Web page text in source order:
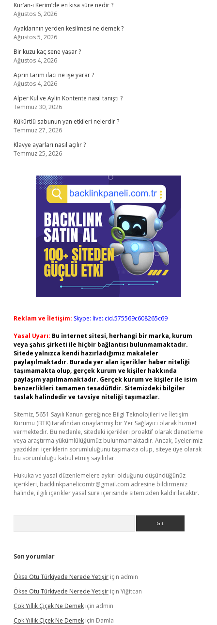
Kur’an-ı Kerim’de en kısa süre nedir ?
Ağustos 6, 2026
Ayaklarının yerden kesilmesi ne demek ?
Ağustos 5, 2026
Bir kuzu kaç sene yaşar ?
Ağustos 4, 2026
Aprin tarım ilacı ne işe yarar ?
Ağustos 4, 2026
Alper Kul ve Aylin Kontente nasıl tanıştı ?
Temmuz 30, 2026
Kükürtlü sabunun yan etkileri nelerdir ?
Temmuz 27, 2026
Klavye ayarları nasıl açılır ?
Temmuz 25, 2026
Reklam ve İletişim: Skype: live:.cid.575569c608265c69
Yasal Uyarı: Bu internet sitesi, herhangi bir marka, kurum
veya şahıs şirketi ile hiçbir bağlantısı bulunmamaktadır.
Sitede yalnızca kendi hazırladığımız makaleler
paylaşılmaktadır. Burada yer alan içerikler haber niteliği
taşımamakta olup, gerçek kurum ve kişiler hakkında
paylaşım yapılmamaktadır. Gerçek kurum ve kişiler ile isim
benzerlikleri tamamen tesadüfidir. Sitemizdeki bilgiler
taslak halindedir ve tavsiye niteliği taşımazlar.
Sitemiz, 5651 Sayılı Kanun gereğince Bilgi Teknolojileri ve İletişim
Kurumu (BTK) tarafından onaylanmış bir Yer Sağlayıcı olarak hizmet
vermektedir. Bu nedenle, sitedeki içerikleri proaktif olarak denetleme
veya araştırma yükümlülüğümüz bulunmamaktadır. Ancak, üyelerimiz
yazdıkları içeriklerin sorumluluğunu taşımakta olup, siteye üye olarak
bu sorumluluğu kabul etmiş sayılırlar.
Hukuka ve yasal düzenlemelere aykırı olduğunu düşündüğünüz
içerikleri, backlinkpanelicomtr@gmail.com adresine bildirmeniz
halinde, ilgili içerikler yasal süre içerisinde sitemizden kaldırılacaktır.
Son yorumlar
Ökse Otu Türkiyede Nerede Yetişir için admin
Ökse Otu Türkiyede Nerede Yetişir için Yiğitcan
Çok Yıllık Çiçek Ne Demek için admin
Çok Yıllık Çiçek Ne Demek için Damla